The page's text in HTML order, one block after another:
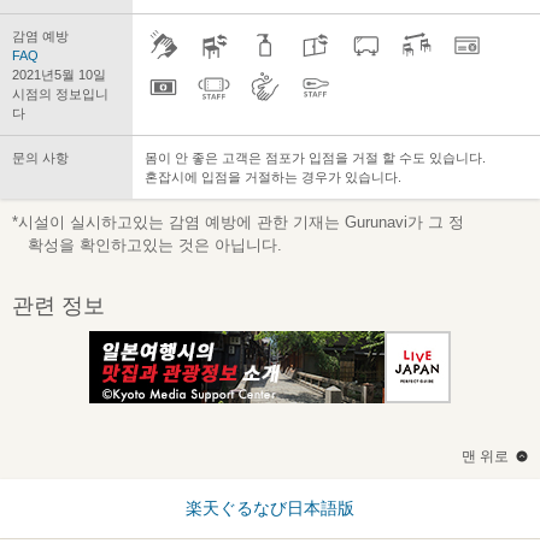
감염 예방
FAQ
2021년5월 10일
시점의 정보입니
다
문의 사항
몸이 안 좋은 고객은 점포가 입점을 거절 할 수도 있습니다.
혼잡시에 입점을 거절하는 경우가 있습니다.
*시설이 실시하고있는 감염 예방에 관한 기재는 Gurunavi가 그 정
확성을 확인하고있는 것은 아닙니다.
관련 정보
맨 위로
楽天ぐるなび日本語版